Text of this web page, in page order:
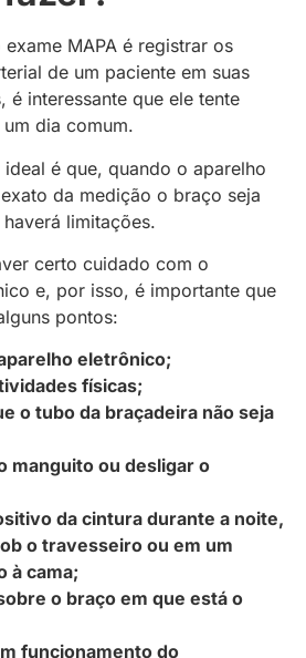
MAPA é registrar os
de um paciente em suas
é interessante que ele tente
dia comum.
é que, quando o aparelho
da medição o braço seja
limitações.
certo cuidado com o
e, por isso, é importante que
pontos:
eletrônico;
físicas;
o tubo da braçadeira não seja
manguito ou desligar o
da cintura durante a noite,
o travesseiro ou em um
à cama;
o braço em que está o
funcionamento do